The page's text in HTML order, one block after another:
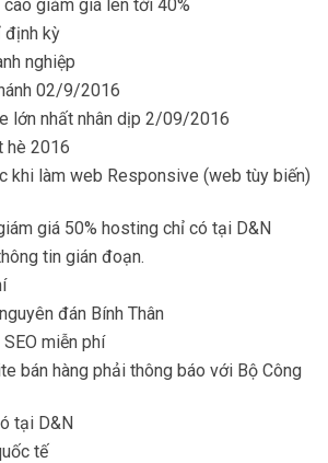
giảm giá lên tới 40%
định kỳ
nghiệp
02/9/2016
lớn nhất nhân dịp 2/09/2016
hè 2016
khi làm web Responsive (web tùy biến)
giá 50% hosting chỉ có tại D&N
tin gián đoạn.
đán Bính Thân
miễn phí
bán hàng phải thông báo với Bộ Công
tại D&N
tế